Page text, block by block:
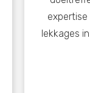
lekkages